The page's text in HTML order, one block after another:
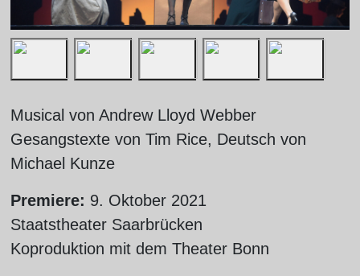
Musical von Andrew Lloyd Webber
Gesangstexte von Tim Rice, Deutsch von
Michael Kunze
Premiere: 9. Oktober 2021
Staatstheater Saarbrücken
Koproduktion mit dem Theater Bonn